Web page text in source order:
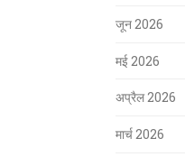
जून 2026
मई 2026
अप्रैल 2026
मार्च 2026